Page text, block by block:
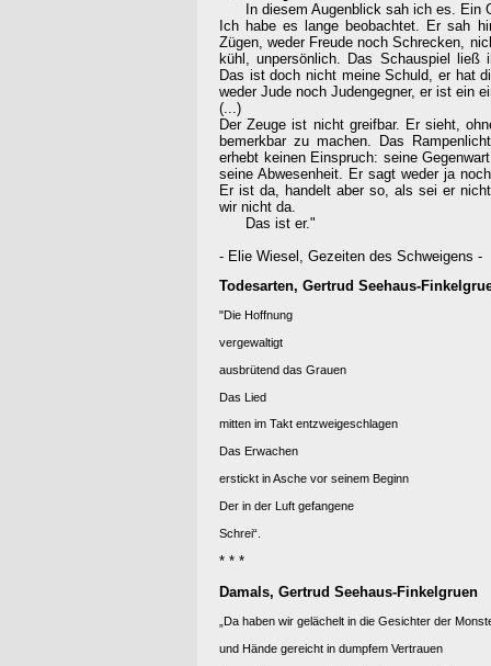
In diesem Augenblick sah ich es. Ein
Ich habe es lange beobachtet. Er sah
Zügen, weder Freude noch Schrecken,
kühl, unpersönlich. Das Schauspiel
Das ist doch nicht meine Schuld, er hat
weder Jude noch Judengegner, er ist ein
(...)
Der Zeuge ist nicht greifbar. Er sieht,
bemerkbar zu machen. Das
erhebt keinen Einspruch: seine
seine Abwesenheit. Er sagt weder ja
Er ist da, handelt aber so, als sei er
wir nicht da.
Das ist er."
- Elie Wiesel, Gezeiten des Schweigens -
Todesarten, Gertrud Seehaus-
"Die Hoffnung
vergewaltigt
ausbrütend das Grauen
Das Lied
mitten im Takt entzweigeschlagen
Das Erwachen
erstickt in Asche vor seinem Beginn
Der in der Luft gefangene
Schrei“.
* * *
Damals, Gertrud Seehaus-Finkelgruen
„Da haben wir gelächelt in die Gesichter der
und Hände gereicht in dumpfem Vertrauen